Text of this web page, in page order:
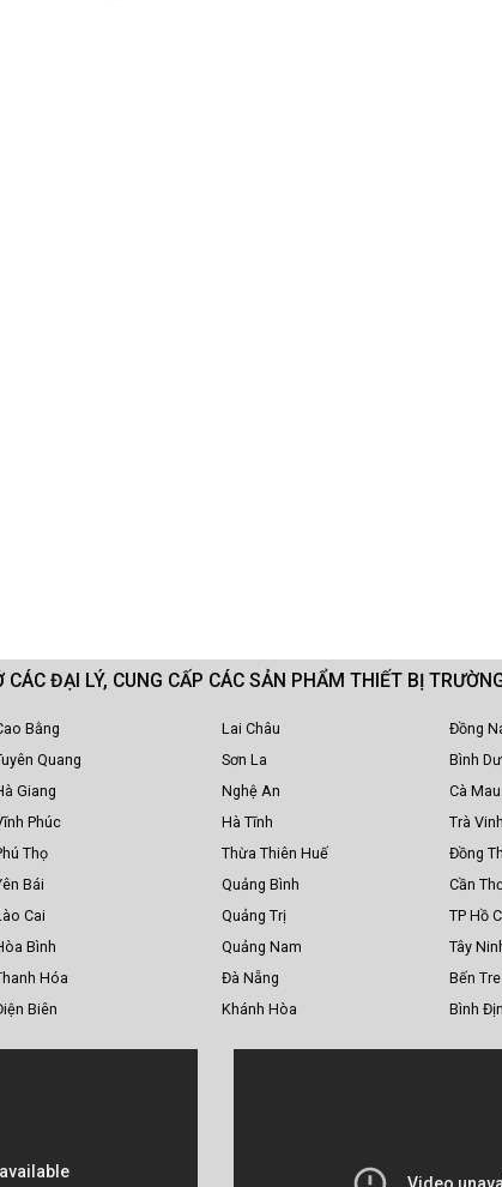
CÁC ĐẠI LÝ, CUNG CẤP CÁC SẢN PHẨM THIẾT BỊ
Bằng
Quang
Giang
Phúc
Thọ
Bái
Cai
Bình
Hóa
Biên
Lai Châu
Sơn La
Nghệ An
Hà Tĩnh
Thừa Thiên Huế
Quảng Bình
Quảng Trị
Quảng Nam
Đà Nẵng
Khánh Hòa
Đồng
Bình
Cà Mau
Trà Vinh
Đồng
Cần
TP Hồ
Tây
Bến Tre
Bình